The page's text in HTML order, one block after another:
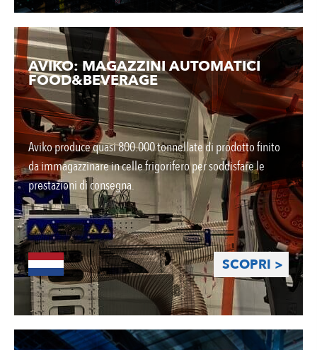
AVIKO: MAGAZZINI AUTOMATICI
FOOD&BEVERAGE
Aviko produce quasi 800.000 tonnellate di prodotto finito
da immagazzinare in celle frigorifero per soddisfare le
prestazioni di consegna.
SCOPRI >